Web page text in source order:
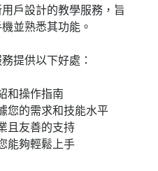
戶設計的教學服務，旨
並熟悉其功能。
提供以下好處：
和操作指南
您的需求和技能水平
且友善的支持
能夠輕鬆上手